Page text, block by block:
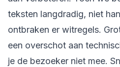
teksten langdradig, niet
ontbraken er witregels.
een overschot aan
je de bezoeker niet mee.